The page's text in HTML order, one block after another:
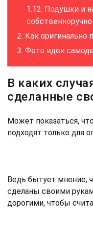
Подушки и
собственноручно
Как оригинально
Фото идеи
В каких
сделанные
Может показаться,
подходят только для
Ведь бытует мнение,
сделаны своими
дорогими, чтобы